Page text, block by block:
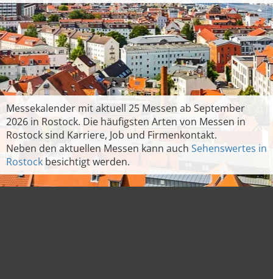
Messekalender mit aktuell 25 Messen ab September
2026 in Rostock. Die häufigsten Arten von Messen in
Rostock sind Karriere, Job und Firmenkontakt.
Neben den aktuellen Messen kann auch Sehenswertes in
Rostock besichtigt werden.